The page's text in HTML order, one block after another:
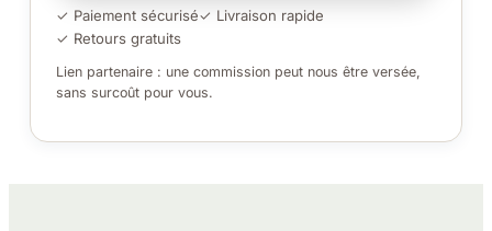
✓ Paiement sécurisé✓ Livraison rapide
✓ Retours gratuits
Lien partenaire : une commission peut nous être versée,
sans surcoût pour vous.